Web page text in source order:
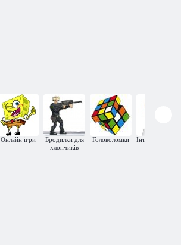
Онлайн ігри
Бродилки для
хлопчиків
Головоломки Інтелектуальні